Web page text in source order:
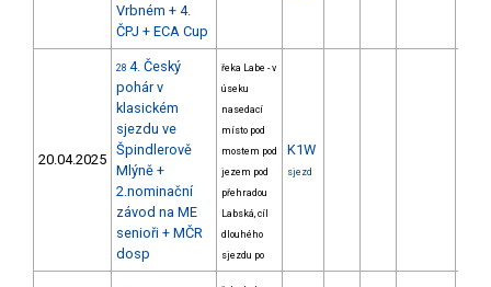
Vrbném + 4.
ČPJ + ECA Cup
20.04.2025
28 4. Český
pohár v
klasickém
sjezdu ve
Špindlerově
Mlýně +
2.nominační
závod na ME
senioři + MČR
dosp
řeka Labe - v
úseku
nasedací
místo pod
mostem pod
jezem pod
přehradou
Labská, cíl
dlouhého
sjezdu po
K1W
sjezd